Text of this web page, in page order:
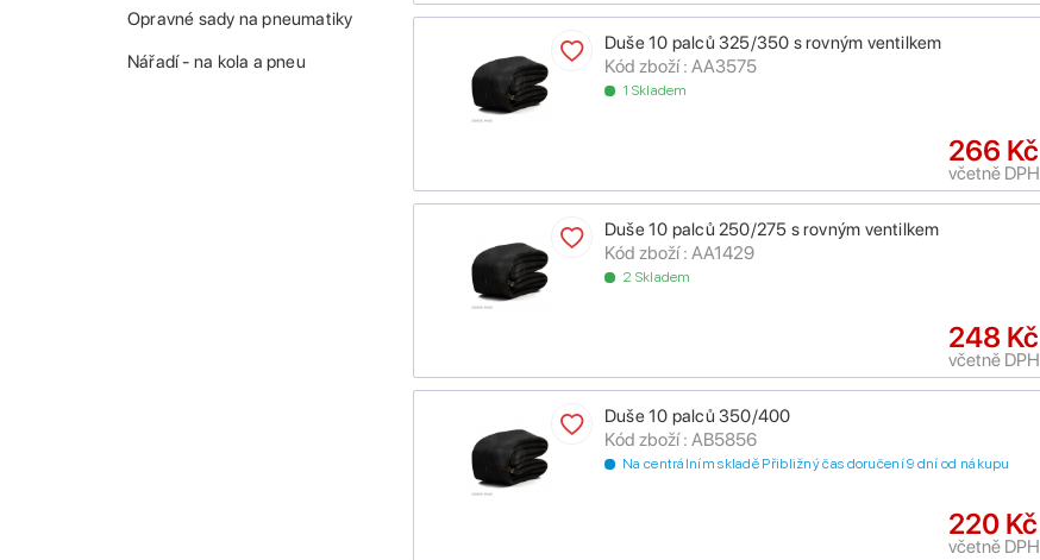
Opravné sady na pneumatiky
Nářadí - na kola a pneu
Duše 10 palců 325/350 s rovným ventilkem
Kód zboží : AA3575
1 Skladem
266 Kč
včetně DPH
Duše 10 palců 250/275 s rovným ventilkem
Kód zboží : AA1429
2 Skladem
248 Kč
včetně DPH
Duše 10 palců 350/400
Kód zboží : AB5856
Na centrálním skladě Přibližný čas doručení 9 dní od nákupu
220 Kč
včetně DPH